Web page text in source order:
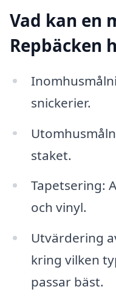
Vad kan en
Repbäcken
snickerier.
staket.
Tapetsering:
och vinyl.
Utvärdering
kring vilken
passar bäst.